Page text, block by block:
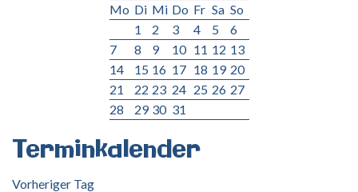
Mo Di Mi Do Fr Sa So
1
2 3 4 5
6
7
8 9 10 11 12 13
14
15 16 17 18 19 20
21
22 23 24 25 26 27
28
29 30 31
Terminkalender
Vorheriger Tag